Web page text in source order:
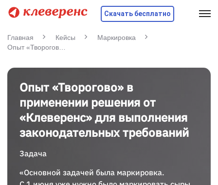
Скачать бесплатно
Главная Кейсы
Маркировка
Опыт «Творогово» в
применении решения от
«Клеверенс» для выполнения
законодательных требований
Задача
«Основной задачей была маркировка.